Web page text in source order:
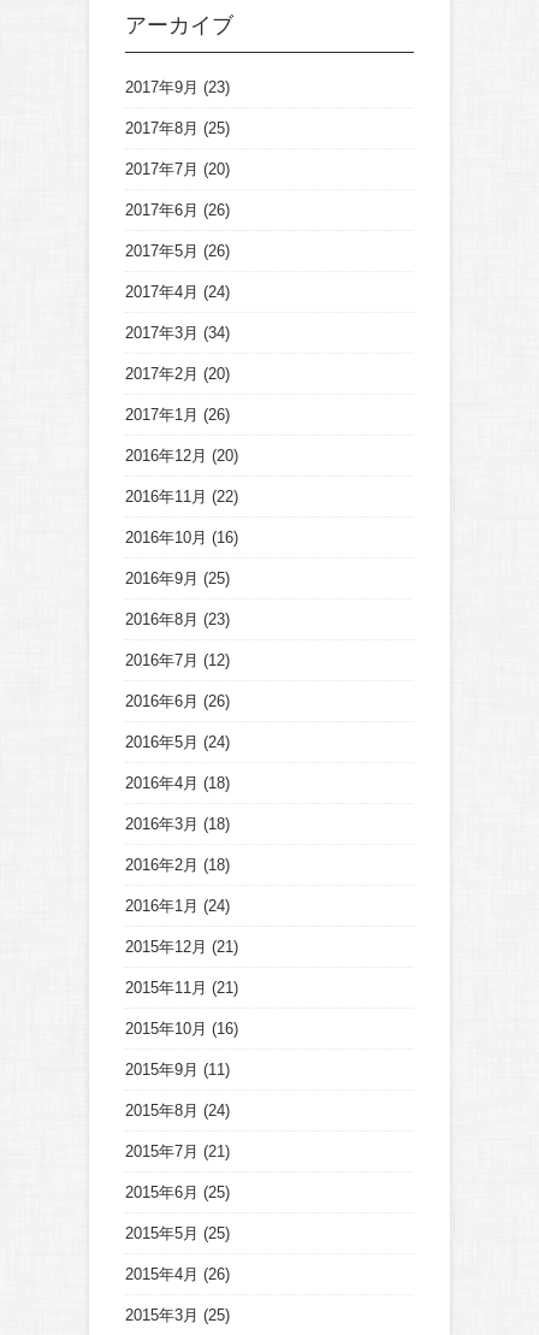
アーカイブ
2017年9月 (23)
2017年8月 (25)
2017年7月 (20)
2017年6月 (26)
2017年5月 (26)
2017年4月 (24)
2017年3月 (34)
2017年2月 (20)
2017年1月 (26)
2016年12月 (20)
2016年11月 (22)
2016年10月 (16)
2016年9月 (25)
2016年8月 (23)
2016年7月 (12)
2016年6月 (26)
2016年5月 (24)
2016年4月 (18)
2016年3月 (18)
2016年2月 (18)
2016年1月 (24)
2015年12月 (21)
2015年11月 (21)
2015年10月 (16)
2015年9月 (11)
2015年8月 (24)
2015年7月 (21)
2015年6月 (25)
2015年5月 (25)
2015年4月 (26)
2015年3月 (25)